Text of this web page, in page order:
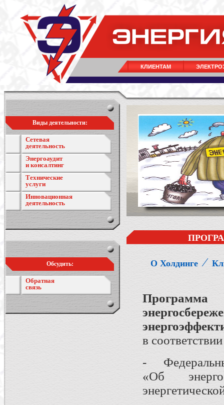
КЛИЕНТАМ
Виды деятельности:
Сетевая
деятельность
Энергоаудит
и консалтинг
Технические
услуги
Инновационная
деятельность
Обсудить:
Обратная
связь
О Холдинге ⁄
в
-
«Об